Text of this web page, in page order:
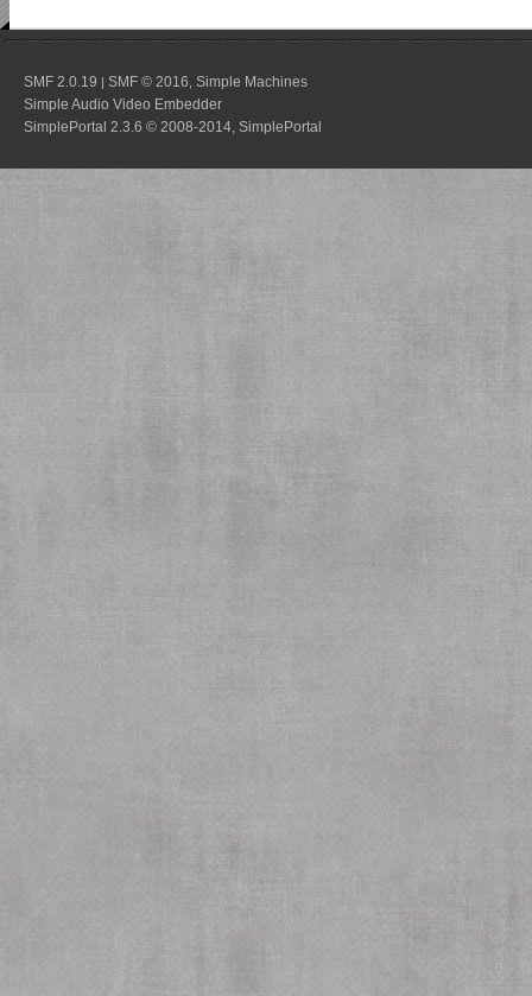
SMF 2.0.19 | SMF © 2016 Simple Machines
Simple Audio Video Embedder
SimplePortal 2.3.6 © 2008-2014, SimplePortal